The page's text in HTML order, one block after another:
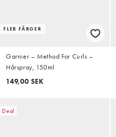
FLER FÄRGER
Garnier – Method For Curls –
Hårspray, 150ml
149,00 SEK
Deal